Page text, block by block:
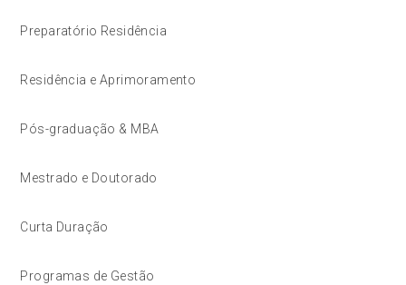
Preparatório Residência
Residência e Aprimoramento
Pós-graduação & MBA
Mestrado e Doutorado
Curta Duração
Programas de Gestão